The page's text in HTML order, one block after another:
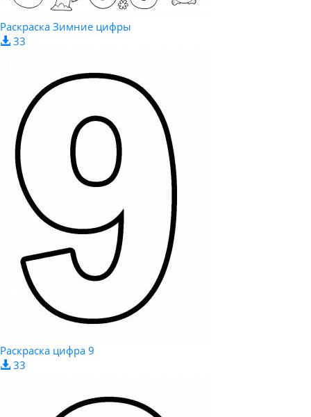
Раскраска Зимние цифры
33
Раскраска цифра 9
33